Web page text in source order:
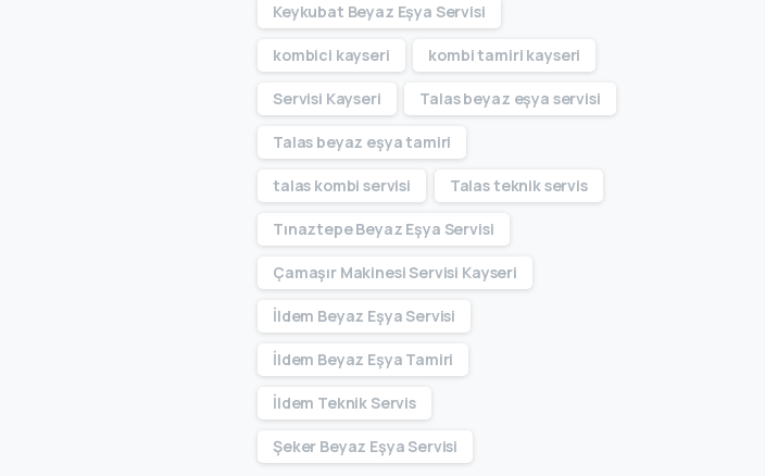
Keykubat Beyaz Eşya Servisi
kombici kayseri kombi tamiri kayseri
Servisi Kayseri Talas beyaz eşya servisi
Talas beyaz eşya tamiri
talas kombi servisi Talas teknik servis
Tınaztepe Beyaz Eşya Servisi
Çamaşır Makinesi Servisi Kayseri
İldem Beyaz Eşya Servisi
İldem Beyaz Eşya Tamiri
İldem Teknik Servis
Şeker Beyaz Eşya Servisi